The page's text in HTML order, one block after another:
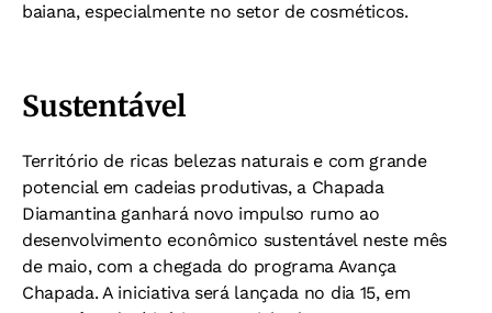
baiana, especialmente no setor de cosméticos.
Sustentável
Território de ricas belezas naturais e com grande
potencial em cadeias produtivas, a Chapada
Diamantina ganhará novo impulso rumo ao
desenvolvimento econômico sustentável neste mês
de maio, com a chegada do programa Avança
Chapada. A iniciativa será lançada no dia 15, em